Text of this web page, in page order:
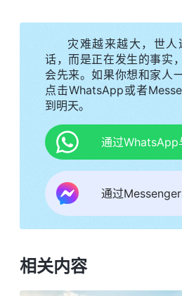
悔改变化，可我不明白神
了。神知道我身量小，在这
明白了，无论什么时候都不
求真理，经历过来生命就
来勇敢地去面对。
后来，我就安静下来
真有真理了，走的路自然
挡神也不行，非得抵挡，
你不把神放在眼里，狂妄自
配人做了多少恶事！要解决
灾难越来越大，世
话，而是正在发生的事实
会先来。如果你想和家人
点击WhatsApp或者
到明天。
通过WhatsApp
通过
相关内容